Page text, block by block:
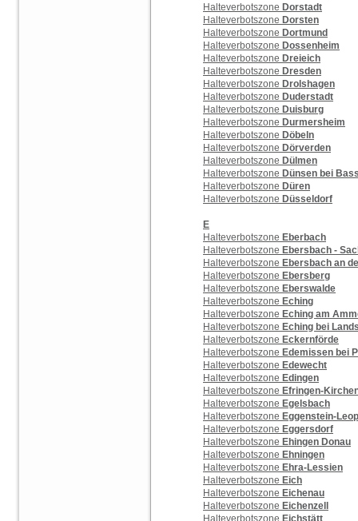
Halteverbotszone Dorstadt
Halteverbotszone Dorsten
Halteverbotszone Dortmund
Halteverbotszone Dossenheim
Halteverbotszone Dreieich
Halteverbotszone Dresden
Halteverbotszone Drolshagen
Halteverbotszone Duderstadt
Halteverbotszone Duisburg
Halteverbotszone Durmersheim
Halteverbotszone Döbeln
Halteverbotszone Dörverden
Halteverbotszone Dülmen
Halteverbotszone Dünsen bei
Halteverbotszone Düren
Halteverbotszone Düsseldorf
E
Halteverbotszone Eberbach
Halteverbotszone Ebersbach -
Halteverbotszone Ebersbach an
Halteverbotszone Ebersberg
Halteverbotszone Eberswalde
Halteverbotszone Eching
Halteverbotszone Eching am
Halteverbotszone Eching bei
Halteverbotszone Eckernförde
Halteverbotszone Edemissen bei
Halteverbotszone Edewecht
Halteverbotszone Edingen
Halteverbotszone Efringen-
Halteverbotszone Egelsbach
Halteverbotszone Eggenstein-
Halteverbotszone Eggersdorf
Halteverbotszone Ehingen Donau
Halteverbotszone Ehningen
Halteverbotszone Ehra-Lessien
Halteverbotszone Eich
Halteverbotszone Eichenau
Halteverbotszone Eichenzell
Halteverbotszone Eichstätt